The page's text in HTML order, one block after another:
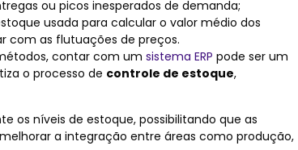
ou picos inesperados de demanda;
usada para calcular o valor médio dos
com as flutuações de preços.
contar com um sistema ERP pode ser um
o processo de controle de estoque,
os níveis de estoque, possibilitando que as
a integração entre áreas como produção,